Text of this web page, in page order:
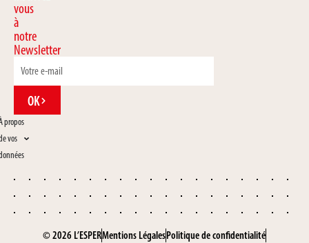
vous
à
notre
Newsletter
OK
propos
vos
© 2026 L’ESPERMentions LégalesPolitique de confidentialité